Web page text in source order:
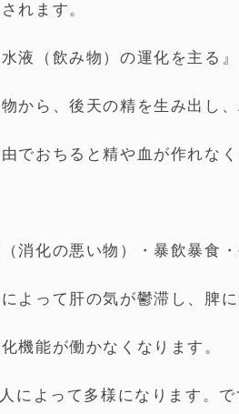
れます。
液（飲み物）の運化を主る
から、後天の精を生み出し
でおちると精や血が作れなく
消化の悪い物）・暴飲暴食
よって肝の気が鬱滞し、脾
機能が働かなくなります。
によって多様になります。